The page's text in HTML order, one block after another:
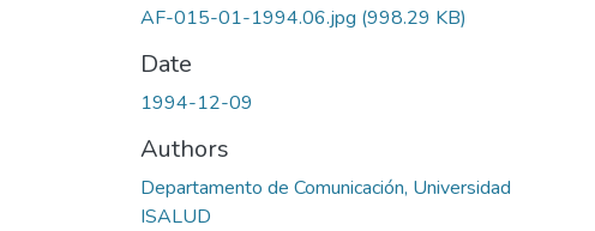
AF-015-01-1994.06.jpg (998.29 KB)
Date
1994-12-09
Authors
Departamento de Comunicación, Universidad
ISALUD